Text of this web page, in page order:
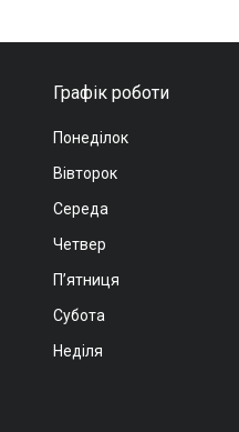
Графік роботи
Понеділок
Вівторок
Середа
Четвер
Пʼятниця
Субота
Неділя